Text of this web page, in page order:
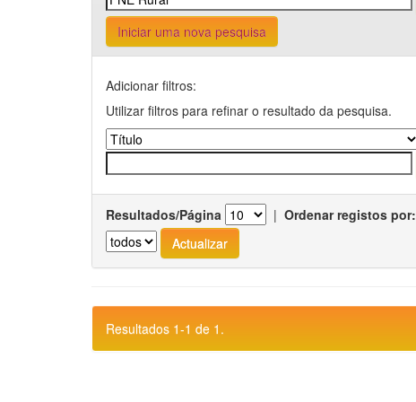
Iniciar uma nova pesquisa
Adicionar filtros:
Utilizar filtros para refinar o resultado da pesquisa.
Resultados/Página | Ordenar registos por:
Resultados 1-1 de 1.